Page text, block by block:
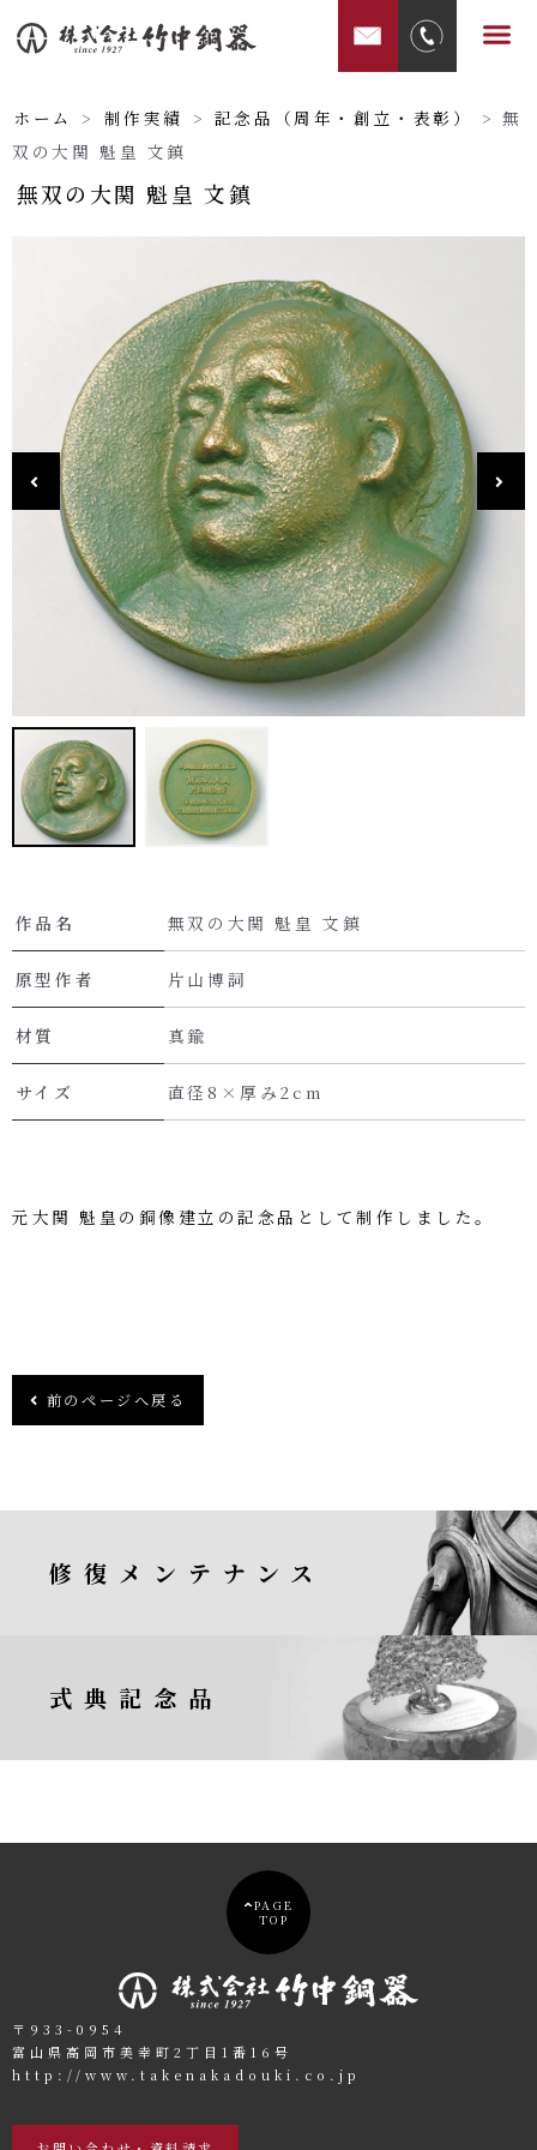
容
ス
キ
ッ
メ
ー
ホーム > 制作実績 > 記念品（周年・創立・表彰） >無
双の大関 魁皇 文鎮
無双の大関 魁皇 文鎮
作品名 無双の大関 魁皇 文鎮
原型作者 片山博詞
材質 真鍮
サイズ 直径8×厚み2cm
元大関 魁皇の銅像建立の記念品として制作しました。
前のページへ戻る
修復メンテナンス
式典記念品
〒933-0954
富山県高岡市美幸町2丁目1番16号
http://www.takenakadouki.co.jp
PAGE
TOP